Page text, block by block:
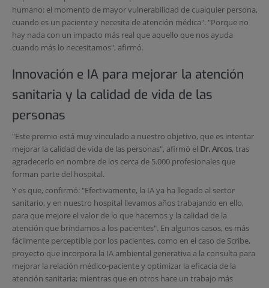
humano: el momento de mayor vulnerabilidad de cualquier persona,
cuando es un paciente y necesita de atención médica". "Porque no
hay nada con un impacto más real que aquello que nos ayuda
cuando más lo necesitamos", afirmó.
Innovación e IA para mejorar la atención
sanitaria y la calidad de vida de las
personas
"Este premio está muy vinculado a nuestro objetivo, que es intentar
mejorar la calidad de vida de las personas", afirmó el Dr. Arcos, tras
agradecerlo en nombre de los cerca de 5.000 profesionales que
forman parte del hospital.
Y es que, confirmó: "Efectivamente, la IA ya ha llegado al sector
sanitario, y en nuestro hospital llevamos años trabajando en ello,
para que mejore el valor de lo que hacemos y la calidad de la
atención que brindamos a los pacientes". En algunos casos, es más
fácilmente perceptible por los pacientes, como en el caso de Scribe,
proyecto que incorpora la IA ambiental generativa a la consulta para
mejorar la relación médico-paciente y optimizar la eficacia de la
atención sanitaria; mientras que en otros hace un trabajo más